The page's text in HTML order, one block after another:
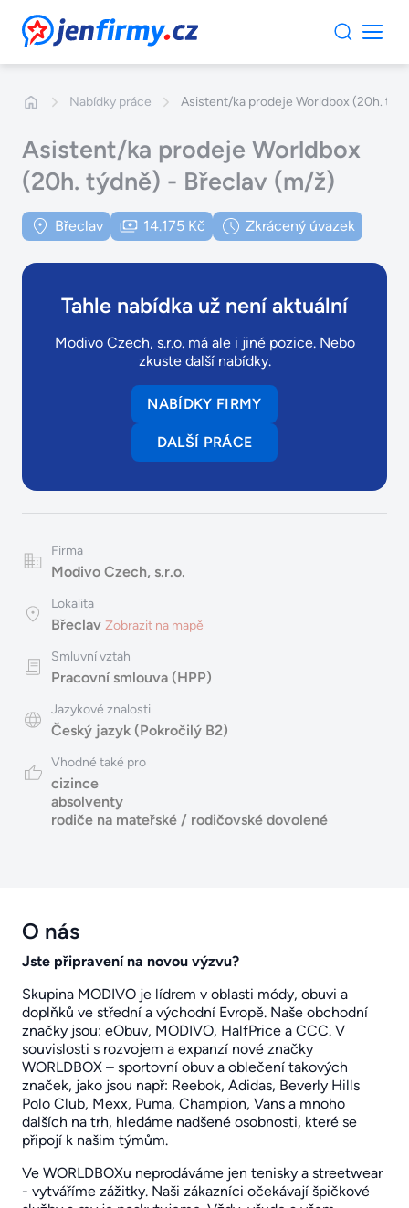
JenFirmy.cz
Nabídky práce Asistent/ka prodeje Worldbox (20h.
Asistent/ka prodeje Worldbox
(20h. týdně) - Břeclav (m/ž)
Břeclav 14.175 Kč Zkrácený úvazek
Tahle nabídka už není aktuální
Modivo Czech, s.r.o. má ale i jiné pozice. Nebo
zkuste další nabídky.
NABÍDKY FIRMY
DALŠÍ PRÁCE
Firma
Modivo Czech, s.r.o.
Lokalita
Břeclav Zobrazit na mapě
Smluvní vztah
Pracovní smlouva (HPP)
Jazykové znalosti
Český jazyk (Pokročilý B2)
Vhodné také pro
cizince
absolventy
rodiče na mateřské / rodičovské dovolené
O nás
Jste připravení na novou výzvu?
Skupina MODIVO je lídrem v oblasti módy, obuvi a
doplňků ve střední a východní Evropě. Naše obchodní
značky jsou: eObuv, MODIVO, HalfPrice a CCC. V
souvislosti s rozvojem a expanzí nové značky
WORLDBOX – sportovní obuv a oblečení takových
značek, jako jsou např: Reebok, Adidas, Beverly Hills
Polo Club, Mexx, Puma, Champion, Vans a mnoho
dalších na trh, hledáme nadšené osobnosti, které se
připojí k našim týmům.
Ve WORLDBOXu neprodáváme jen tenisky a streetwear
- vytváříme zážitky. Naši zákazníci očekávají špičkové